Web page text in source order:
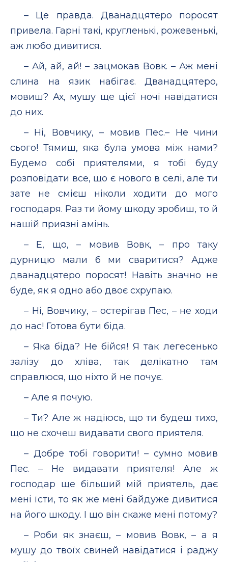
– Це правда. Дванадцятеро поросят
привела. Гарні такі, кругленькі, рожевенькі,
аж любо дивитися.
– Ай, ай, ай! – зацмокав Вовк. – Аж мені
слина на язик набігає. Дванадцятеро,
мовиш? Ах, мушу ще цієї ночі навідатися
до них.
– Ні, Вовчику, – мовив Пес.– Не чини
сього! Тямиш, яка була умова між нами?
Будемо собі приятелями, я тобі буду
розповідати все, що є нового в селі, але ти
зате не смієш ніколи ходити до мого
господаря. Раз ти йому шкоду зробиш, то й
нашій приязні амінь.
– Е, що, – мовив Вовк, – про таку
дурницю мали б ми сваритися? Адже
дванадцятеро поросят! Навіть значно не
буде, як я одно або двоє схрупаю.
– Ні, Вовчику, – остерігав Пес, – не ходи
до нас! Готова бути біда.
– Яка біда? Не бійся! Я так легесенько
залізу до хліва, так делікатно там
справлюся, що ніхто й не почує.
– Але я почую.
– Ти? Але ж надіюсь, що ти будеш тихо,
що не схочеш видавати свого приятеля.
– Добре тобі говорити! – сумно мовив
Пес. – Не видавати приятеля! Але ж
господар ще більший мій приятель, дає
мені їсти, то як же мені байдуже дивитися
на його шкоду. І що він скаже мені потому?
– Роби як знаєш, – мовив Вовк, – а я
мушу до твоїх свиней навідатися і раджу